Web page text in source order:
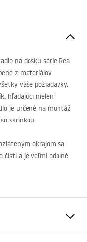
na dosku série Rea
z materiálov
vaše požiadavky.
hľadajúci nielen
je určené na montáž
skrinkou.
okrajom sa
čistí a je veľmi odolné.